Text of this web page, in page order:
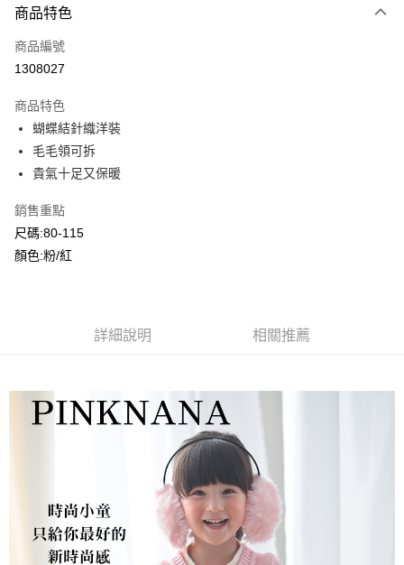
信用卡一次付款
超商取貨付款
Apple Pay
Google Pay
運送方式
全家付款取貨
每筆NT$80，滿NT$2,000(含以上)免運費
每筆NT$80，滿NT$2,000(含以上)免運費
每筆NT$80，滿NT$2,000(含以上)免運費
每筆NT$80，滿NT$2,000(含以上)免運費
商品特色
商品編號
1308027
商品特色
蝴蝶結針織洋裝
毛毛領可拆
貴氣十足又保暖
銷售重點
尺碼:80-115
顏色:粉/紅
詳細說明 相關推薦